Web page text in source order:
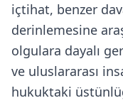
içtihat, benzer
derinlemesine
olgulara dayalı
ve uluslararası
hukuktaki